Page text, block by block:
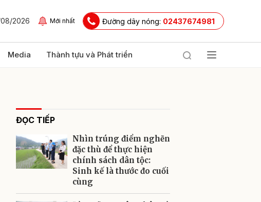
2026 Mới nhất Đường dây nóng: 02437674981
Media Thành tựu và Phát triển
ĐỌC TIẾP
Nhìn trúng điểm nghẽn
đặc thù để thực hiện
chính sách dân tộc:
Sinh kế là thước đo cuối
cùng
Gửi